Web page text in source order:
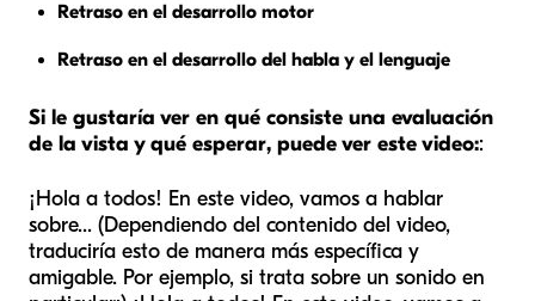
Retraso en el desarrollo motor
Retraso en el desarrollo del habla y el lenguaje
Si le gustaría ver en qué consiste una evaluación
de la vista y qué esperar, puede ver este video::
¡Hola a todos! En este video, vamos a hablar
sobre... (Dependiendo del contenido del video,
traduciría esto de manera más específica y
amigable. Por ejemplo, si trata sobre un sonido en